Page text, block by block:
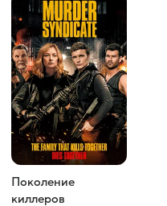
Поколение
киллеров